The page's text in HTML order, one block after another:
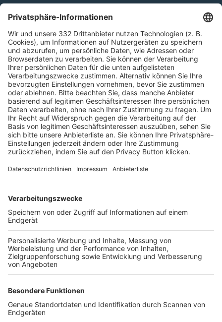
Kontakt
HÄUFIG BESUCHTE SEITEN
Pässe und Vereinswechsel
Trainerausbildung
Schulungsangebot Vereinsmitarbeiter
BFV-Geschäftsstellen
Trainerbörse
Login SpielPlus
FOLGE DEM BFV
TOP-VEREINE
TOP-PARTNER